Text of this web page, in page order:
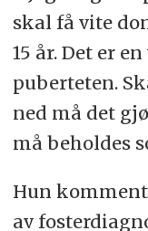
skal få vite
15 år. Det er
puberteten.
ned må det
må beholdes
Hun
av